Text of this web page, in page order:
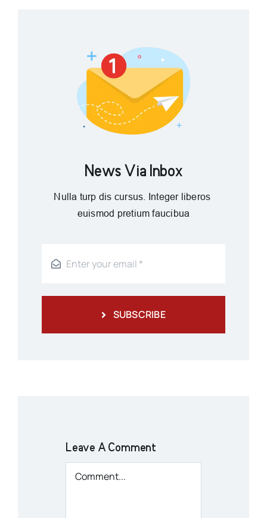
News Via Inbox
Nulla turp dis cursus. Integer liberos
euismod pretium faucibua
SUBSCRIBE
Leave A Comment